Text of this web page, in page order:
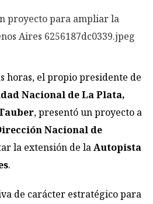
horas, el propio presidente de
Nacional de La Plata,
, presentó un proyecto a
Nacional de
la extensión de laAutopista
.
de carácter estratégico para